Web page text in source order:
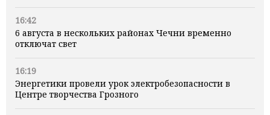
16:42
6 августа в нескольких районах Чечни временно
отключат свет
16:19
Энергетики провели урок электробезопасности в
Центре творчества Грозного